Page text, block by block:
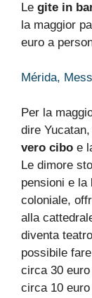
Le gite in
la maggior
euro a
Mérida,
Per la
dire
vero cibo e
Le dimore
pensioni e la
coloniale,
alla
diventa
possibile fare
circa 30
circa 10